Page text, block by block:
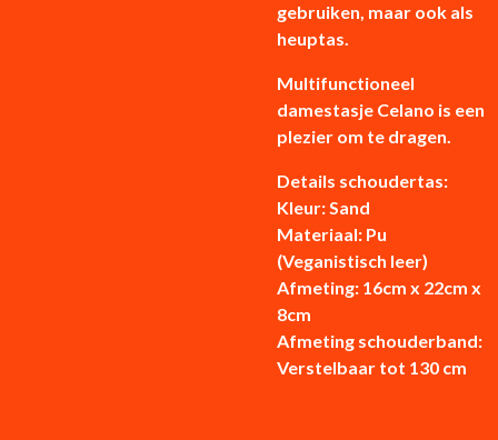
gebruiken, maar ook als
heuptas.
Multifunctioneel
damestasje Celano is een
plezier om te dragen.
Details schoudertas:
Kleur: Sand
Materiaal: Pu
(Veganistisch leer)
Afmeting: 16cm x 22cm x
8cm
Afmeting schouderband:
Verstelbaar tot 130 cm